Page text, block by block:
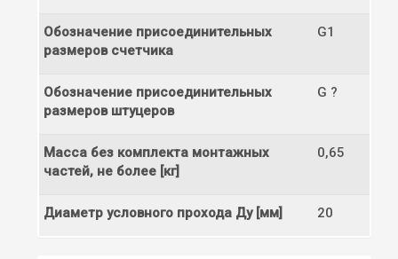
Обозначение присоединительных
размеров счетчика
G1
Обозначение присоединительных
размеров штуцеров
G ?
Масса без комплекта монтажных
частей, не более [кг]
0,65
Диаметр условного прохода Ду [мм] 20